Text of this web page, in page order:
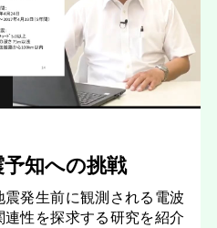
知への挑戦
発生前に観測される電波
性を探求する研究を紹介